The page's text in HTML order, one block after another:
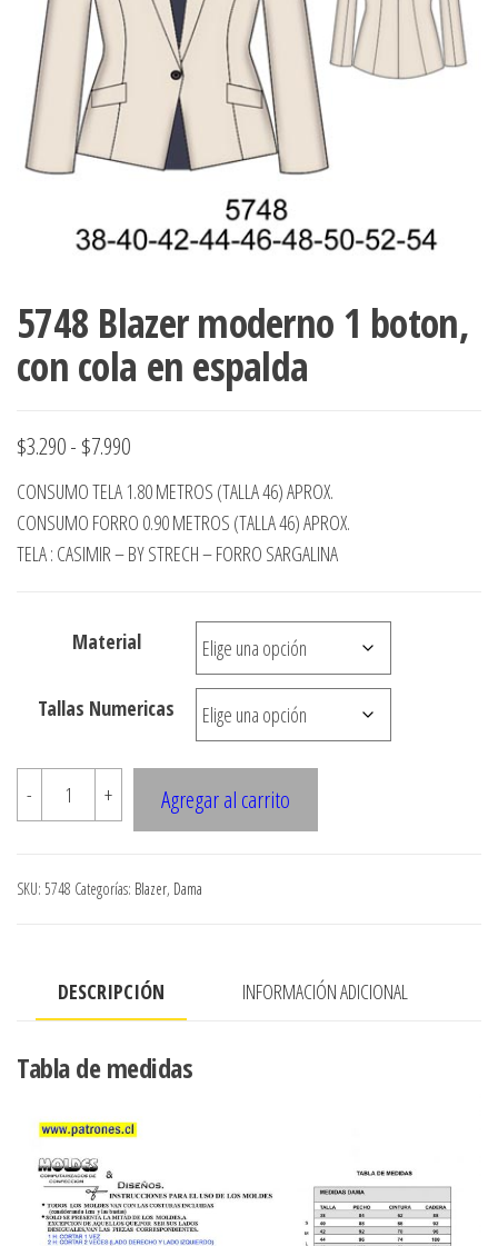
accumark ,
pdf , Moldes
Gerber ,
ropa,
Graduaciones,
Ploteo y
Digitalización
accumark,
Moldes en
pdf, Moldes
Accumark
Santiago-
Chile.
5748 Blazer moderno 1 boton,
con cola en espalda
$3.290- $7.990Rango
de
precios:
desde
hasta
CONSUMO TELA 1.80 METROS (TALLA 46) APROX.
CONSUMO FORRO 0.90 METROS (TALLA 46) APROX.
TELA : CASIMIR – BY STRECH – FORRO SARGALINA
Material
Tallas Numericas
-
5748
en
cantidad
+ Agregar al carrito
SKU: 5748 Categorías: Blazer, Dama
DESCRIPCIÓN INFORMACIÓN ADICIONAL
Tabla de medidas